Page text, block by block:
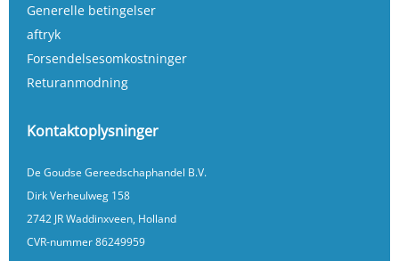
Generelle betingelser
aftryk
Forsendelsesomkostninger
Returanmodning
Kontaktoplysninger
De Goudse Gereedschaphandel B.V.
Dirk Verheulweg 158
2742 JR Waddinxveen, Holland
CVR-nummer 86249959